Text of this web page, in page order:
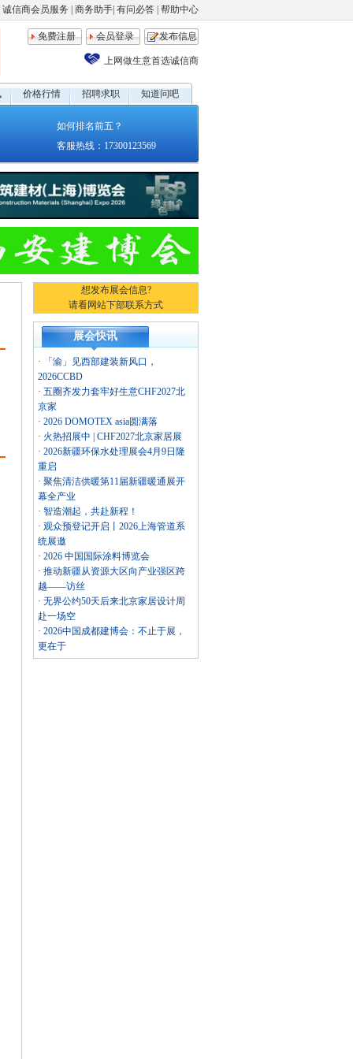
诚信商会员服务 商务助手 有问必答 帮助中心
免费注册 会员登录 发布信息
上网做生意首选诚信商
价格行情 招聘求职 知道问吧
如何排名前五？
客服热线：17300123569
想发布展会信息?
请看网站下部联系方式
展会快讯
·
「渝」见西部建装新风口，
2026CCBD
· 五圈齐发力套牢好生意CHF2027北
京家
· 2026 DOMOTEX asia圆满落
· 火热招展中 | CHF2027北京家居展
· 2026新疆环保水处理展会4月9日隆
重启
· 聚焦清洁供暖第11届新疆暖通展开
幕全产业
· 智造潮起，共赴新程！
· 观众预登记开启丨2026上海管道系
统展邀
· 2026 中国国际涂料博览会
· 推动新疆从资源大区向产业强区跨
越——访丝
· 无界公约50天后来北京家居设计周
赴一场空
· 2026中国成都建博会：不止于展，
更在于